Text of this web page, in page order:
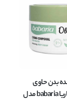
بدن حاوی
روغن زیتون باباریا babaria مدل